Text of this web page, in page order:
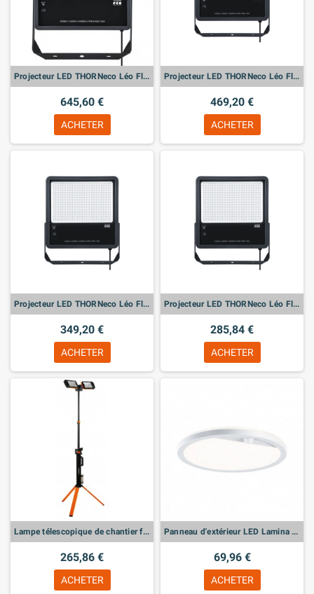
Projecteur LED THORNeco Léo Flex – IP66 300W 840 PC - Haute puissance et flexibilité
645,60 €
ACHETER
Projecteur LED THORNeco Léo Flex – IP66 190W 840 PC - Haute puissance et flexibilité
469,20 €
ACHETER
Projecteur LED THORNeco Léo Flex – IP66 120W 840 PC - Haute puissance et flexibilité
349,20 €
ACHETER
Projecteur LED THORNeco Léo Flex – IP66 80W 840 PC - Haute puissance et flexibilité
285,84 €
ACHETER
Lampe télescopique de chantier flash
265,86 €
ACHETER
Panneau d'extérieur LED Lamina Détecteur de mouvement
69,96 €
ACHETER